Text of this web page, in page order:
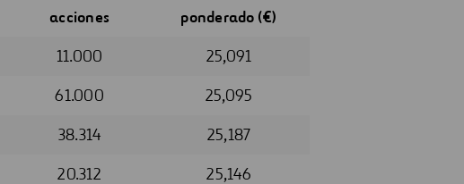
acciones
ponderado (€)
11.000
25,091
61.000
25,095
38.314
25,187
20.312
25,146